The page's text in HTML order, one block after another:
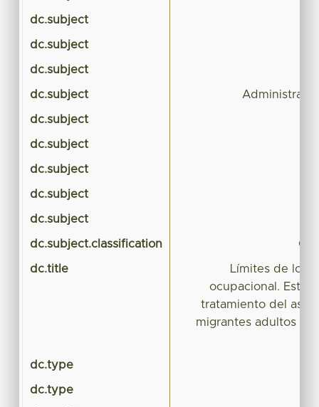
dc.subject
dc.subject
dc.subject
dc.subject
dc.subject
dc.subject
dc.subject
dc.subject
dc.subject
dc.subject.classification
dc.title
Límites de los
ocupacional.
tratamiento del
migrantes adultos
dc.type
dc.type